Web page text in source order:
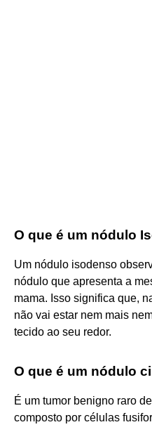
O que é um nódulo
Um nódulo isodenso
nódulo que apresenta a
mama. Isso significa que,
não vai estar nem mais
tecido ao seu redor.
O que é um nódulo
É um tumor benigno raro
composto por células